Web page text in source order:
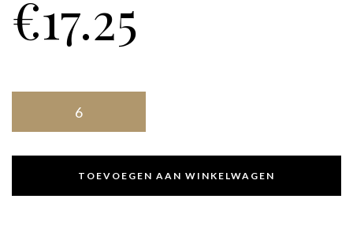
€17.25
TOEVOEGEN AAN WINKELWAGEN